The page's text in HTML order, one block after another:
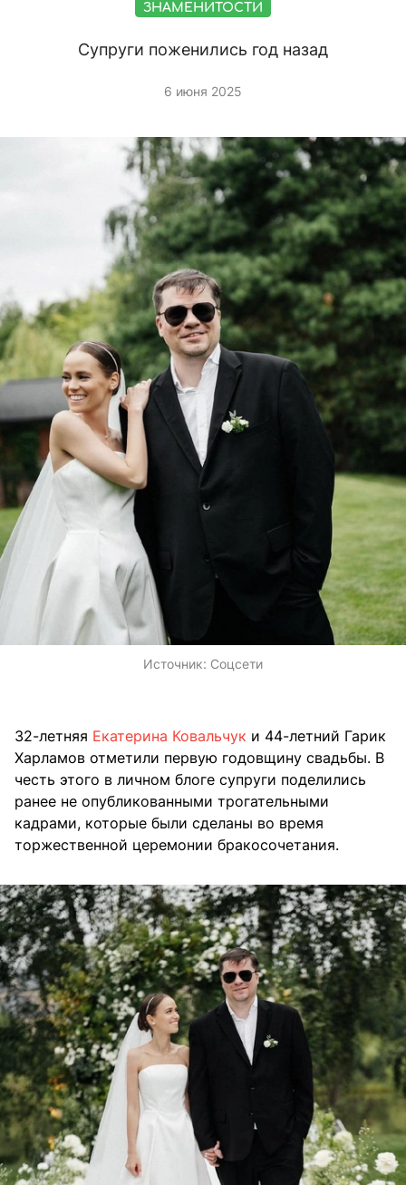
ЗНАМЕНИТОСТИ
Супруги поженились год назад
6 июня 2025
Источник: Соцсети
32-летняя Екатерина Ковальчук и 44-летний Гарик
Харламов отметили первую годовщину свадьбы. В
честь этого в личном блоге супруги поделились
ранее не опубликованными трогательными
кадрами, которые были сделаны во время
торжественной церемонии бракосочетания.